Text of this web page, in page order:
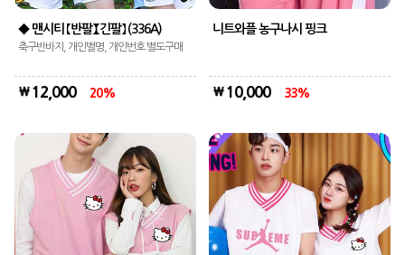
◆ 맨시티 【반팔】【긴팔】 (336A)
축구반바지, 개인별명, 개인번호 별도구매
12,000 20
니트와플 농구나시 핑크
10,000 33